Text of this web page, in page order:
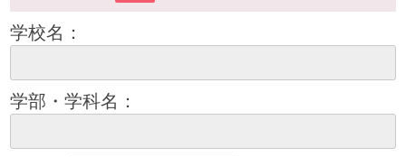
学校名：
学部・学科名：